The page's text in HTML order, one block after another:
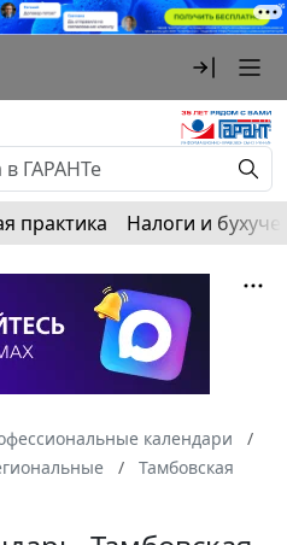
практика Налоги и
календари
Тамбовская